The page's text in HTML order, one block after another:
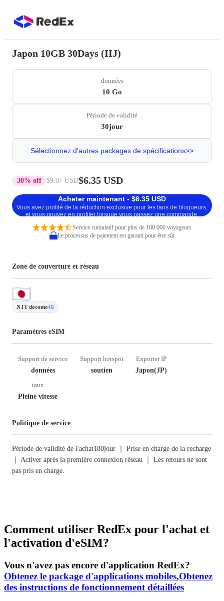
Japon 10GB 30Days (IIJ)
données
10 Go
Période de validité
30jour
Sélectionnez d'autres packages de spécifications>>
30% off $9.07 USD$6.35 USD
Acheter maintenant - $6.35 USD
Vous avez profité de la réduction exclusive pour les fans de blogueurs,
et vous pouvez en profiter lorsque vous passez une commande.
Service cumulatif pour plus de 100 000 voyageurs
Le processus de paiement est garanti pour être sûr
Zone de couverture et réseau
NTT docomo4G
Paramètres eSIM
Support de service
données
Support hotspot
soutien
Exporter IP
Japon(JP)
taux
Pleine vitesse
Politique de service
Période de validité de l'achat180jour ｜ Prise en charge de la recharge
｜ Activer après la première connexion réseau ｜ Les retours ne sont
pas pris en charge.
Comment utiliser RedEx pour l'achat et
l'activation d'eSIM?
Vous n'avez pas encore d'application RedEx?
Obtenez le package d'applications mobiles,Obtenez
des instructions de fonctionnement détaillées